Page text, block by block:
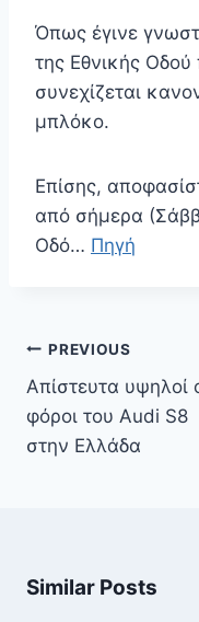
Όπως έγινε
της Εθνικής
συνεχίζεται
μπλόκο.
Επίσης,
από σήμερα
Οδό… Πηγή
Πλοήγηση
άρθρων
PREVIOUS
Απίστευτα υψηλοί
φόροι του Audi S8
στην Ελλάδα
Similar Posts